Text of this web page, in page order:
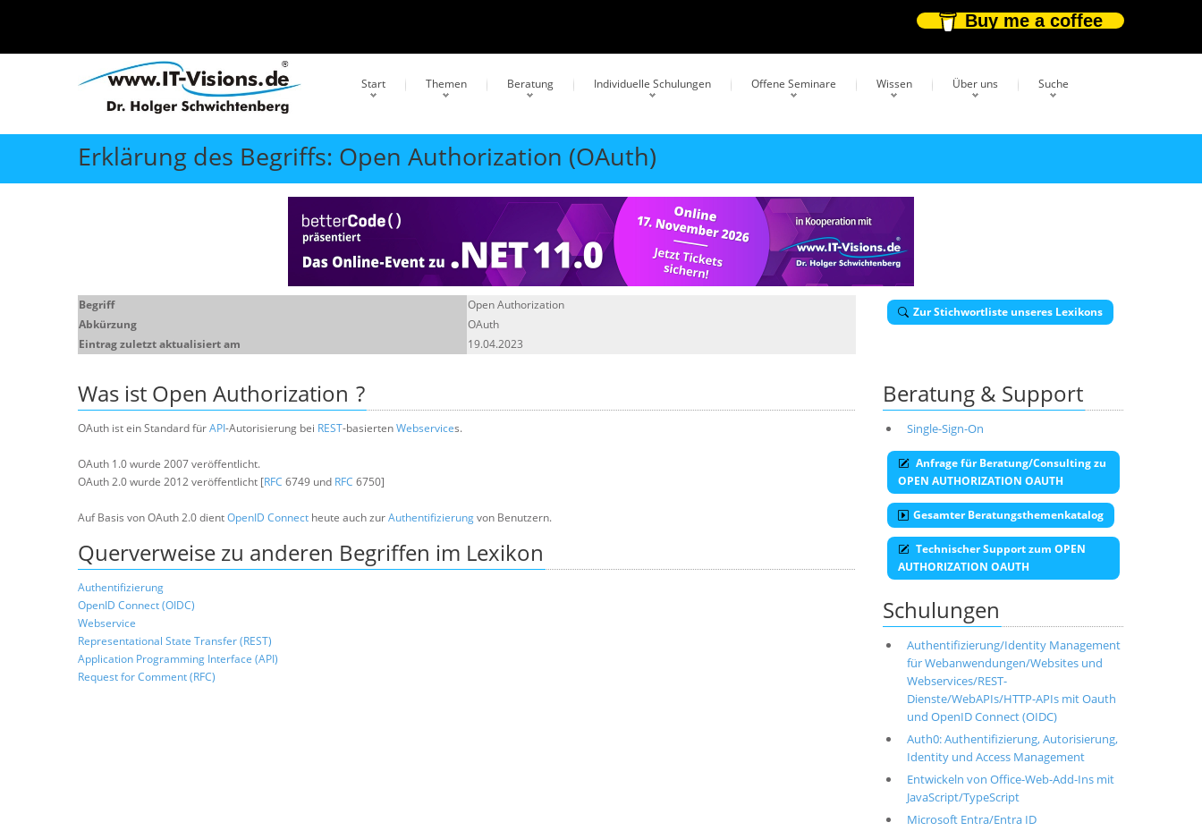
Buy me a coffee
Start Themen Beratung Individuelle Schulungen Offene Seminare Wissen Über uns Suche
Erklärung des Begriffs: Open Authorization (OAuth)
Begriff
Open Authorization
Abkürzung
OAuth
Eintrag zuletzt aktualisiert am
19.04.2023
Zur Stichwortliste unseres Lexikons
Was ist Open Authorization ?
OAuth ist ein Standard fürAPI-Autorisierung bei REST-basiertenWebservices.
OAuth 1.0 wurde 2007 veröffentlicht.
OAuth 2.0 wurde 2012 veröffentlicht [RFC 6749 und RFC 6750]
Auf Basis von OAuth 2.0 dientOpenID Connect heute auch zurAuthentifizierungvon Benutzern.
Querverweise zu anderen Begriffen im Lexikon
Authentifizierung
OpenID Connect (OIDC)
Webservice
Representational State Transfer (REST)
Application Programming Interface (API)
Request for Comment (RFC)
Beratung & Support
Single-Sign-On
Anfrage für Beratung/Consulting zu
OPEN AUTHORIZATION OAUTH
Gesamter Beratungsthemenkatalog
Technischer Support zum OPEN
AUTHORIZATION OAUTH
Schulungen
Authentifizierung/Identity Management
für Webanwendungen/Websites und
Webservices/REST-
Dienste/WebAPIs/HTTP-APIs mit Oauth
und OpenID Connect (OIDC)
Auth0: Authentifizierung, Autorisierung,
Identity und Access Management
Entwickeln von Office-Web-Add-Ins mit
JavaScript/TypeScript
Microsoft Entra/Entra ID